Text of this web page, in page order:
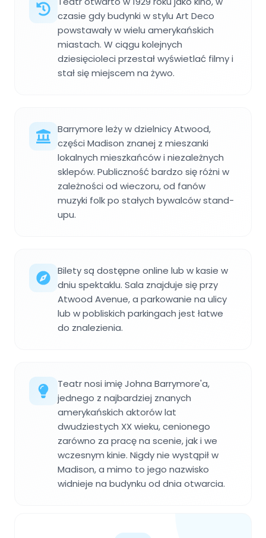
czasie gdy budynki w stylu Art Deco
powstawały w wielu amerykańskich
miastach. W ciągu kolejnych
dziesięcioleci przestał wyświetlać filmy i
stał się miejscem na żywo.
Barrymore leży w dzielnicy Atwood,
części Madison znanej z mieszanki
lokalnych mieszkańców i niezależnych
sklepów. Publiczność bardzo się różni w
zależności od wieczoru, od fanów
muzyki folk po stałych bywalców stand-
upu.
Bilety są dostępne online lub w kasie w
dniu spektaklu. Sala znajduje się przy
Atwood Avenue, a parkowanie na ulicy
lub w pobliskich parkingach jest łatwe
do znalezienia.
Teatr nosi imię Johna Barrymore'a,
jednego z najbardziej znanych
amerykańskich aktorów lat
dwudziestych XX wieku, cenionego
zarówno za pracę na scenie, jak i we
wczesnym kinie. Nigdy nie wystąpił w
Madison, a mimo to jego nazwisko
widnieje na budynku od dnia otwarcia.